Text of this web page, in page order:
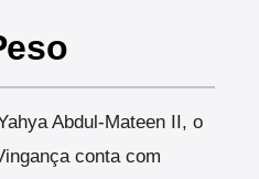
Abdul-Mateen II, o
conta com